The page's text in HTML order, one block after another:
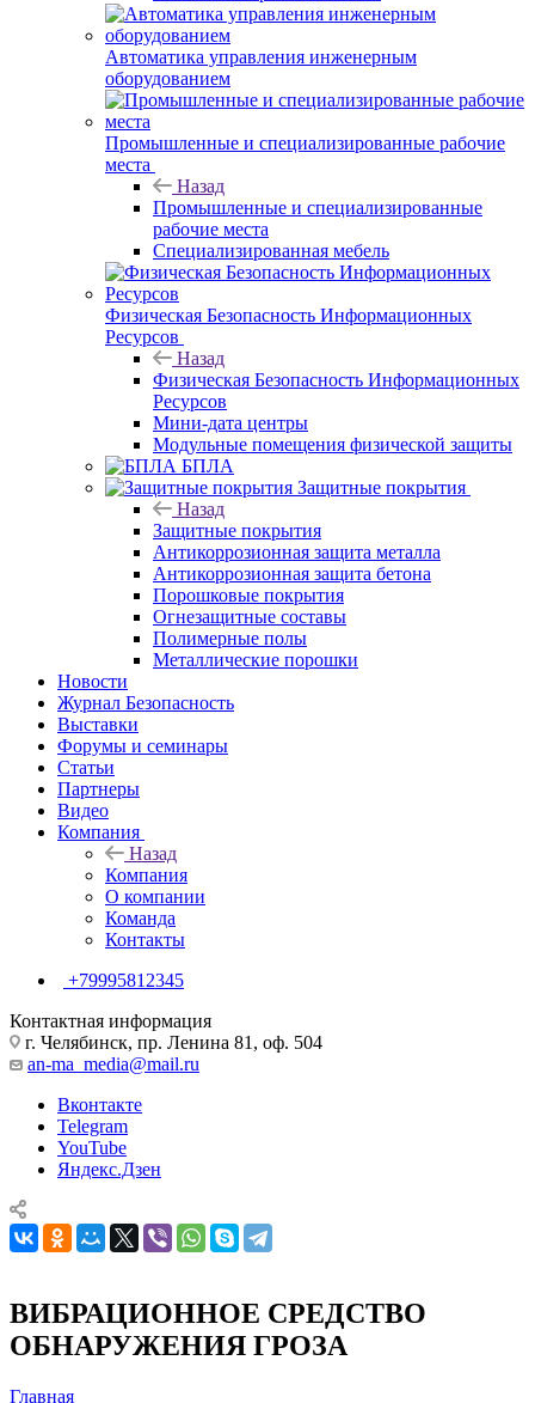
Автоматика управления инженерным
оборудованием
Промышленные и специализированные рабочие
места
Назад
Промышленные и специализированные
рабочие места
Специализированная мебель
Физическая Безопасность Информационных
Ресурсов
Назад
Физическая Безопасность Информационных
Ресурсов
Мини-дата центры
Модульные помещения физической защиты
БПЛА
Защитные покрытия
Назад
Защитные покрытия
Антикоррозионная защита металла
Антикоррозионная защита бетона
Порошковые покрытия
Огнезащитные составы
Полимерные полы
Металлические порошки
Новости
Журнал Безопасность
Выставки
Форумы и семинары
Статьи
Партнеры
Видео
Компания
Назад
Компания
О компании
Команда
Контакты
+79995812345
Контактная информация
г. Челябинск, пр. Ленина 81, оф. 504
an-ma_media@mail.ru
Вконтакте
Telegram
YouTube
Яндекс.Дзен
ВИБРАЦИОННОЕ СРЕДСТВО
ОБНАРУЖЕНИЯ ГРОЗА
Главная